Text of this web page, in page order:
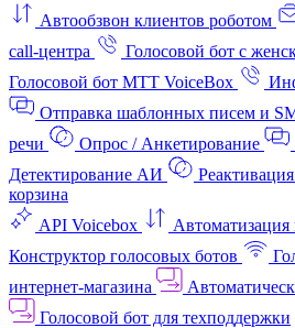
Автообзвон клиентов роботом
call-центра
Голосовой бот с
Голосовой бот МТТ VoiceBox
Отправка шаблонных писем и
речи
Опрос / Анкетирование
Детектирование АИ
корзина
API Voicebox
Автоматизация
Конструктор голосовых ботов
интернет‑магазина
Голосовой бот для техподдержки